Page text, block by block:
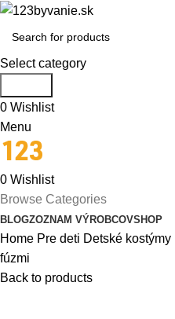
Select category
0 Wishlist
Menu
0 Wishlist
Browse Categories
BLOGZOZNAM VÝROBCOVSHOP
Home Pre deti Detské kostýmy
fúzmi
Back to products